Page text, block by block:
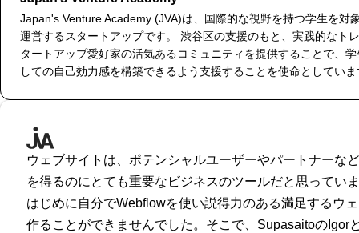
Japan's Venture Academy (JVA)は、国際的な視野を持つ学生を対
運営するスタートアップです。 渋谷区の支援のもと、実践的なト
タートアップ愛好家の活気あるコミュニティを提供することで、
しての自己効力感を構築できるよう支援することを使命としてい
ウェブサイトは、ポテンシャルユーザーやパートナーな
を得るのにとても重要なビジネスのツールだと思ってい
はじめに自分でWebflowを使い説得力のある満足するウ
作ることができませんでした。そこで、SupasaitoのIgor